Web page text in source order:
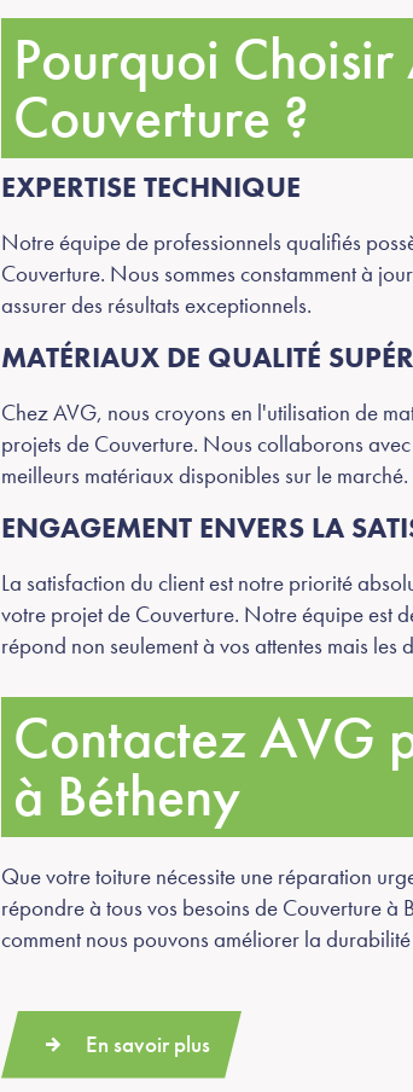
Pourquoi
Couverture ?
EXPERTISE TECHNIQUE
Notre équipe de professionnels qualifiés
Couverture. Nous sommes constamment à
assurer des résultats exceptionnels.
MATÉRIAUX DE QUALITÉ
Chez AVG, nous croyons en l'utilisation de
projets de Couverture. Nous collaborons
meilleurs matériaux disponibles sur le marché.
ENGAGEMENT ENVERS LA
La satisfaction du client est notre priorité
votre projet de Couverture. Notre équipe est
répond non seulement à vos attentes mais les
Contactez AVG
à Bétheny
Que votre toiture nécessite une réparation
répondre à tous vos besoins de Couverture
comment nous pouvons améliorer la
En savoir plus